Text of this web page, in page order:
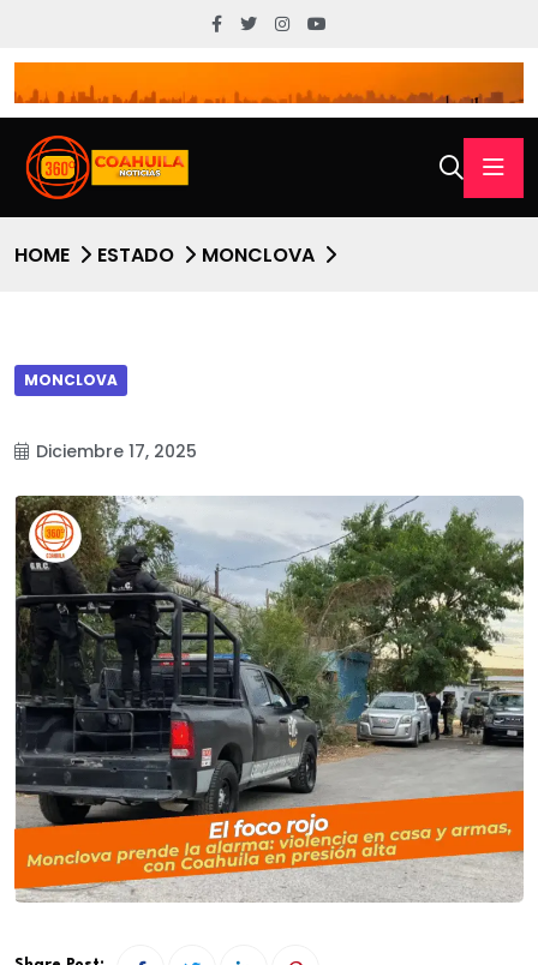
HOME ESTADO MONCLOVA
MONCLOVA
Diciembre 17, 2025